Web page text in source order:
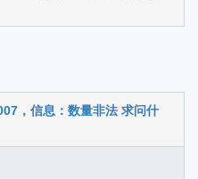
，信息：数量非法 求问什